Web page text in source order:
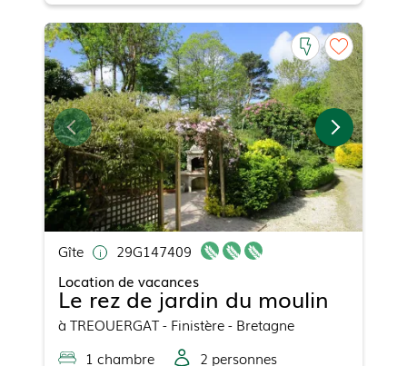
Gîte
29G147409
Location de vacances
Le rez de jardin du moulin
à TREOUERGAT- Finistère - Bretagne
1 chambre 2 personnes